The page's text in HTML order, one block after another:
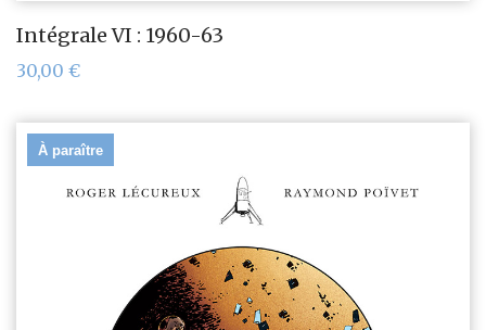
Intégrale VI : 1960-63
30,00 €
À paraître